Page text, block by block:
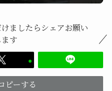
ましたらシェアお願い
す
ピーする